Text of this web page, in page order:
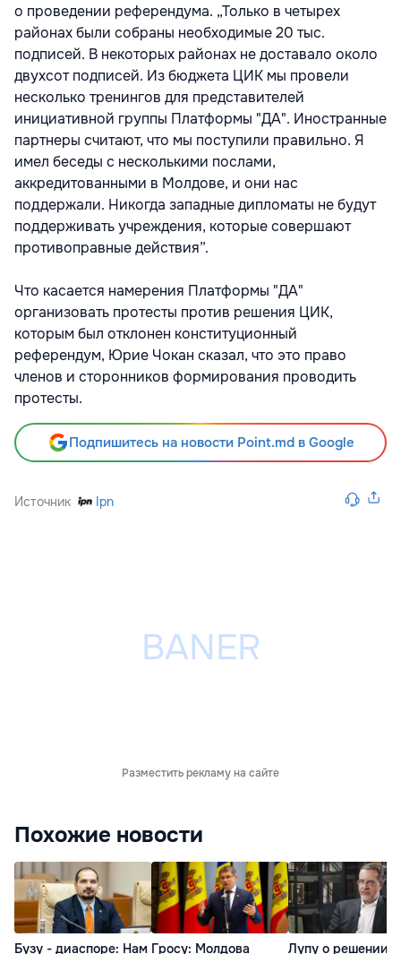
о проведении референдума. „Только в четырех
районах были собраны необходимые 20 тыс.
подписей. В некоторых районах не доставало около
двухсот подписей. Из бюджета ЦИК мы провели
несколько тренингов для представителей
инициативной группы Платформы "ДА". Иностранные
партнеры считают, что мы поступили правильно. Я
имел беседы с несколькими послами,
аккредитованными в Молдове, и они нас
поддержали. Никогда западные дипломаты не будут
поддерживать учреждения, которые совершают
противоправные действия”.
Что касается намерения Платформы "ДА"
организовать протесты против решения ЦИК,
которым был отклонен конституционный
референдум, Юрие Чокан сказал, что это право
членов и сторонников формирования проводить
протесты.
Подпишитесь на новости Point.md в Google
Источник Ipn
Разместить рекламу на сайте
Похожие новости
Бузу - диаспоре: Нам Гросу: Молдова
Лупу о решении